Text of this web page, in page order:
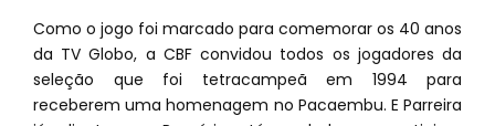
Como o jogo foi marcado para comemorar os 40 anos
da TV Globo, a CBF convidou todos os jogadores da
seleção que foi tetracampeã em 1994 para
receberem uma homenagem no Pacaembu. E Parreira